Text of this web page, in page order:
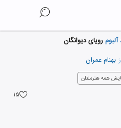
آلبومرویای دیوانگان
بهنام عمران
همه هنرمندان
۱۵